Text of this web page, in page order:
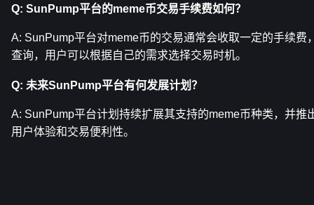
Q: SunPump平台的meme币交易手续费如何？
A: SunPump平台对meme币的交易通常会收取一定的手续费
查询，用户可以根据自己的需求选择交易时机。
Q: 未来SunPump平台有何发展计划？
A: SunPump平台计划持续扩展其支持的meme币种类，并推
用户体验和交易便利性。